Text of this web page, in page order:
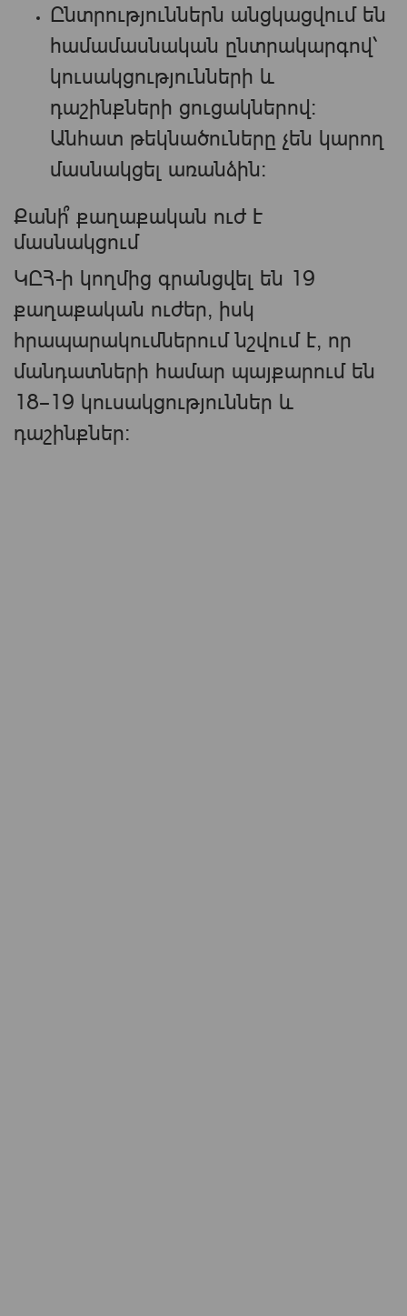
Ընտրություններն անցկացվում են
համամասնական ընտրակարգով՝
կուսակցությունների և
դաշինքների ցուցակներով։
Անհատ թեկնածուները չեն կարող
մասնակցել առանձին։
Քանի՞ քաղաքական ուժ է
մասնակցում
ԿԸՀ-ի կողմից գրանցվել են 19
քաղաքական ուժեր, իսկ
հրապարակումներում նշվում է, որ
մանդատների համար պայքարում են
18–19 կուսակցություններ և
դաշինքներ։